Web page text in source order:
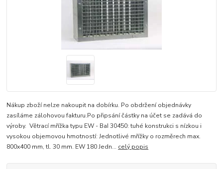
Nákup zboží nelze nakoupit na dobírku. Po obdržení objednávky
zasíláme zálohovou fakturu.Po připsání částky na účet se zadává do
výroby. Větrací mřížka typu EW - BaI 30450: tuhé konstrukci s nízkou i
vysokou objemovou hmotností: Jednotlivé mřížky o rozměrech max.
800x400 mm, tl. 30 mm. EW 180 Jedn... celý popis